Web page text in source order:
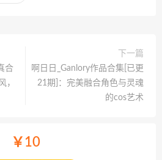
合
，
下一篇
啊日日_Ganlory作品合集[已更
21期]：完美融合角色与灵魂
的cos艺术
￥10